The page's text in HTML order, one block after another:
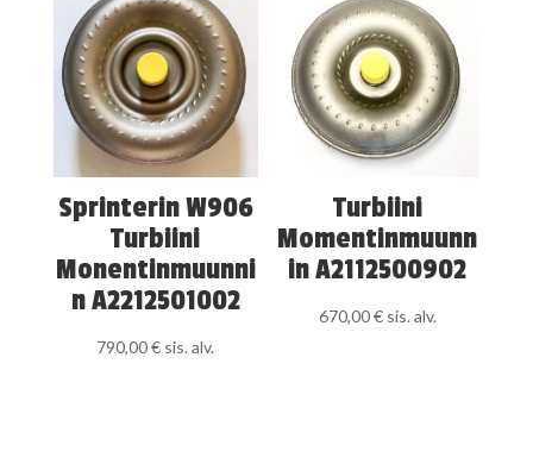
Sprinterin W906
Turbiini
Monentinmuunni
n A2212501002
790,00€ sis. alv.
Turbiini
Momentinmuunn
in A2112500902
670,00€ sis. alv.